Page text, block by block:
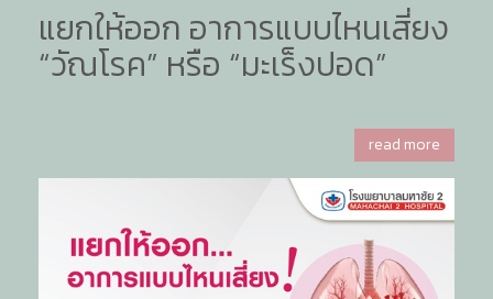
แยกให้ออก อาการแบบไหนเสี่ยง
“วัณโรค” หรือ “มะเร็งปอด”
read more